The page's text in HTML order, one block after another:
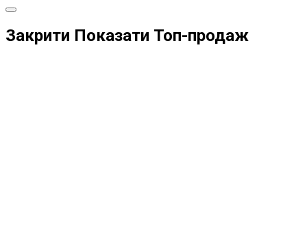
Закрити Показати Топ-продаж